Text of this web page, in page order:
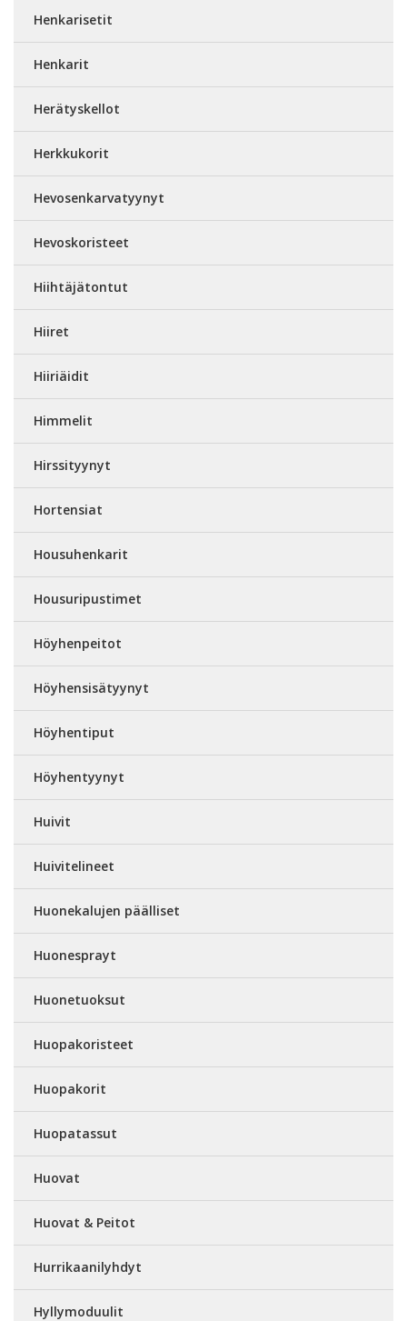
Henkarisetit
Henkarit
Herätyskellot
Herkkukorit
Hevosenkarvatyynyt
Hevoskoristeet
Hiihtäjätontut
Hiiret
Hiiriäidit
Himmelit
Hirssityynyt
Hortensiat
Housuhenkarit
Housuripustimet
Höyhenpeitot
Höyhensisätyynyt
Höyhentiput
Höyhentyynyt
Huivit
Huivitelineet
Huonekalujen päälliset
Huonesprayt
Huonetuoksut
Huopakoristeet
Huopakorit
Huopatassut
Huovat
Huovat & Peitot
Hurrikaanilyhdyt
Hyllymoduulit